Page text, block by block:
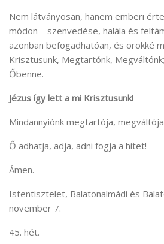
Nem látványosan, hanem emberi
módon – szenvedése, halála és
azonban befogadhatóan, és örökké
Krisztusunk, Megtartónk,
Őbenne.
Jézus így lett a mi Krisztusunk!
Mindannyiónk megtartója,
Ő adhatja, adja, adni fogja a hitet!
Ámen.
Istentisztelet, Balatonalmádi és
november 7.
45. hét.